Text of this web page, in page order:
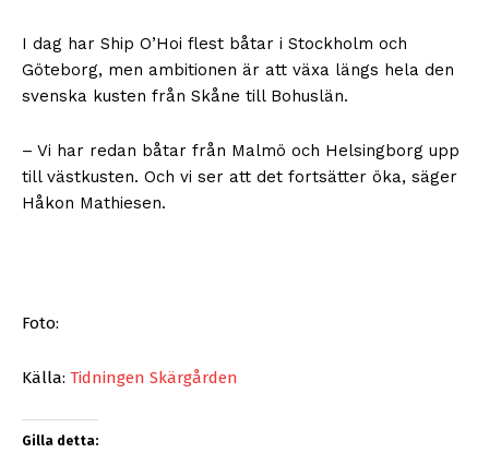
I dag har Ship O’Hoi flest båtar i Stockholm och
Göteborg, men ambitionen är att växa längs hela den
svenska kusten från Skåne till Bohuslän.
– Vi har redan båtar från Malmö och Helsingborg upp
till västkusten. Och vi ser att det fortsätter öka, säger
Håkon Mathiesen.
Foto:
Källa: Tidningen Skärgården
Gilla detta: